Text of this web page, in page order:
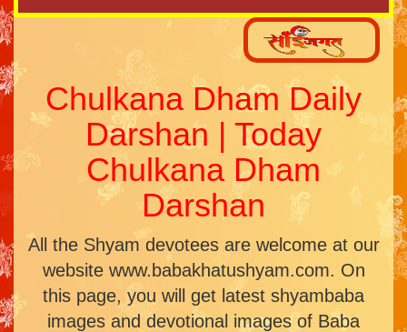
Chulkana Dham Daily
Darshan | Today
Chulkana Dham
Darshan
All the Shyam devotees are welcome at our
website www.babakhatushyam.com. On
this page, you will get latest shyambaba
images and devotional images of Baba